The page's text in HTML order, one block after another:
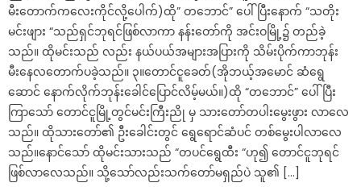
မီးတောက်ကလေးကိုင်လို့ပေါက်)ထို” တဘောင်” ပေါ်ပြီးနောက် “သတိုး
မင်းဖျား “သည်ရှင်ဘုရင်ဖြစ်လာကာ နန်းတော်ကို အင်းဝမြို့၌ တည်ခဲ့
သည်။ ထိုမင်းသည် လည်း နယ်ပယ်အများအပြားကို သိမ်းပိုက်ကာဘုန်း
မီးနေလတောက်ပခဲ့သည်။ ၃။တောင်ငူခေတ်(အိုဘယ့်အမောင် ဆံရွေ
ဆောင် နောက်လိုက်ဘုန်းခေါင်ပြောင်လိမ့်မယ်။)ထို “တဘောင်” ပေါ်ပြီး
ကြာသော် တောင်ငူမြို့တွင်မင်းကြီးညို မှ သားတော်တပါးမွေးဖွား လာလေ
သည်။ ထိုသားတော်၏ ဦးခေါင်းတွင် ရွေရောင်ဆံပင် တစ်မွေးပါလာလေ
သည်။နောင်သော် ထိုမင်းသားသည် “တပင်ရွေထီး “ဟု၍ တောင်ငူဘုရင်
ဖြစ်လာလေသည်။ သို့သော်လည်းသက်တော်မရှည်ပဲ သူ၏ […]